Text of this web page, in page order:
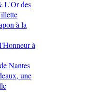
L'Or des
à la
à
Nantes
une